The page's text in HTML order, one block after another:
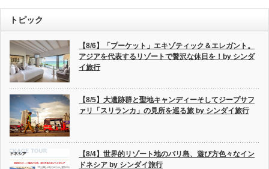
トピック
【8/6】「プーケット」エキゾティック＆エレガント。
アジアを代表するリゾートで贅沢な休日を！by シンダ
イ旅行
【8/5】大遺跡群と聖地キャンディーそしてジープサフ
ァリ「スリランカ」の見所を巡る旅 by シンダイ旅行
【8/4】世界的リゾート地のバリ島、遊び方色々なイン
ドネシア by シンダイ旅行